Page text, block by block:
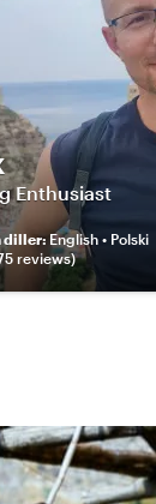
Enthusiast
diller: English • Polski
reviews)